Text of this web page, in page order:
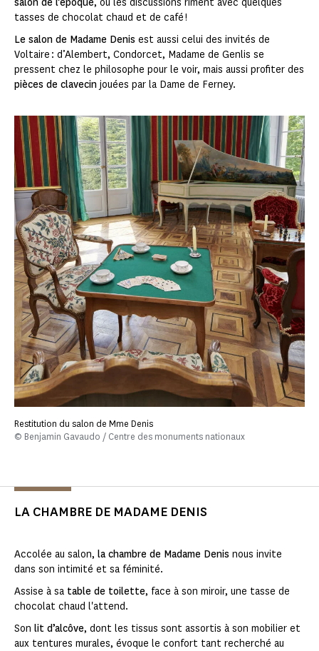
tasses de chocolat chaud et de café !
Le salon de Madame Denis est aussi celui des invités de
Voltaire : d’Alembert, Condorcet, Madame de Genlis se
pressent chez le philosophe pour le voir, mais aussi profiter des
pièces de clavecin jouées par la Dame de Ferney.
Restitution du salon de Mme Denis
© Benjamin Gavaudo / Centre des monuments nationaux
LA CHAMBRE DE MADAME DENIS
Accolée au salon, la chambre de Madame Denis nous invite
dans son intimité et sa féminité.
Assise à sa table de toilette, face à son miroir, une tasse de
chocolat chaud l'attend.
Son lit d’alcôve, dont les tissus sont assortis à son mobilier et
aux tentures murales, évoque le confort tant recherché au